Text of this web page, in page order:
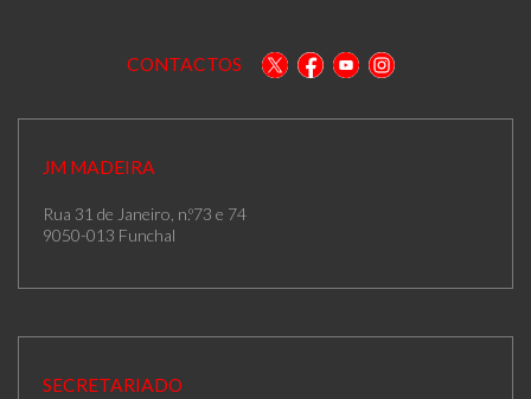
CONTACTOS
JM MADEIRA
Rua 31 de Janeiro, n.º73 e 74
9050-013 Funchal
SECRETARIADO